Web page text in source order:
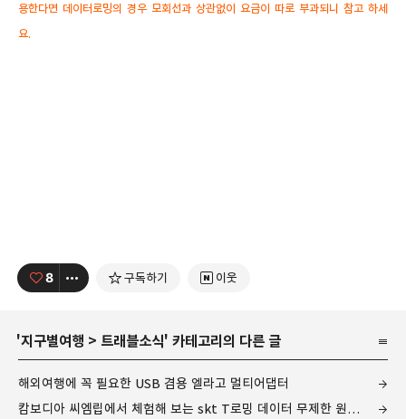
용한다면 데이터로밍의 경우 모회선과 상관없이 요금이 따로 부과되니 참고 하세
요.
8 구독하기 이웃
'지구별여행 > 트래블소식' 카테고리의 다른 글
해외여행에 꼭 필요한 USB 겸용 엘라고 멀티어댑터
캄보디아 씨엠립에서 체험해 보는 skt T로밍 데이터 무제한 원패스